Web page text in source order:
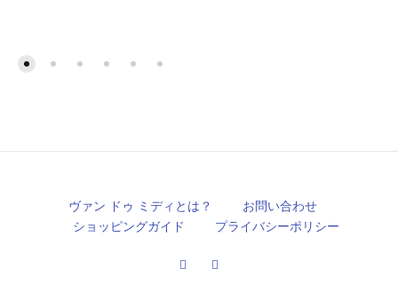
ヴァン ドゥ ミディとは？
お問い合わせ
ショッピングガイド
プライバシーポリシー
Facebook